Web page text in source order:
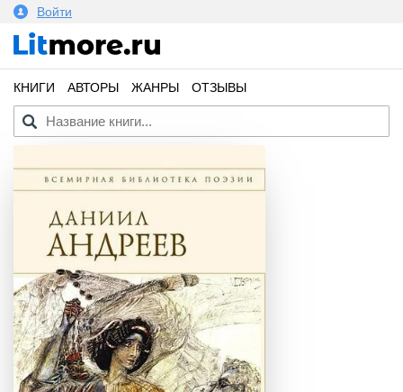
Войти
КНИГИ АВТОРЫ ЖАНРЫ ОТЗЫВЫ